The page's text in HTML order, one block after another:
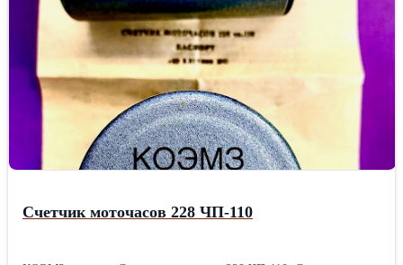
100мм. Фланцевый. Монтажная длина - 215мм. Ширина -
215мм. Высота - 270мм. Масса, кг не более - 14,0. *Счетчик
турбинный горячей воды ВТГ-100. Диаметр условного прохода -
100мм. Фланцевый. Монтажная длинна - 215 мм. Ширина -
215мм. Высота - 270мм. Масса, кг не более - 14,0. Подробности
по телефону или на сайте:
Счетчик моточасов 228 ЧП-110